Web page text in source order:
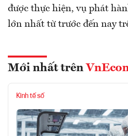
được thực hiện, vụ phát
lớn nhất từ trước đến nay
Mới nhất trên
Kinh tế số